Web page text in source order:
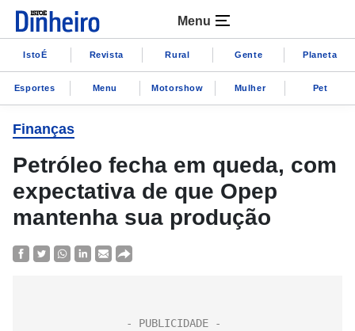
Menu
IstoÉ Revista Rural Gente Planeta
Esportes Menu Motorshow Mulher Pet
Finanças
Petróleo fecha em queda, com
expectativa de que Opep
mantenha sua produção